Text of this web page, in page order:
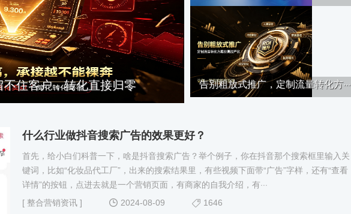
住客户，转化直接归零 告别粗放式推广，定制流量转化方···
什么行业做抖音搜索广告的效果更好？
首先，给小白们科普一下，啥是抖音搜索广告？举个例子，你在抖音那个搜索框里输入关
键词，比如“化妆品代工厂”，出来的搜索结果里，有些视频下面带“广告”字样，还有“查看
详情”的按钮，点进去就是一个营销页面，有商家的自我介绍，有···
[ 整合营销资讯 ] 2024-08-09 1646